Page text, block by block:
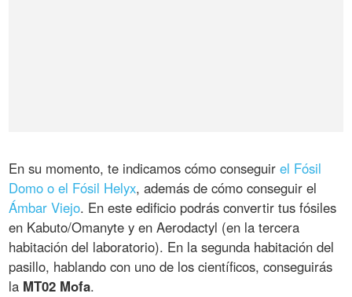
En su momento, te indicamos cómo conseguirel Fósil
Domo o el Fósil Helyx, además de cómo conseguir el
Ámbar Viejo. En este edificio podrás convertir tus fósiles
en Kabuto/Omanyte y en Aerodactyl (en la tercera
habitación del laboratorio). En la segunda habitación del
pasillo, hablando con uno de los científicos, conseguirás
la MT02 Mofa.